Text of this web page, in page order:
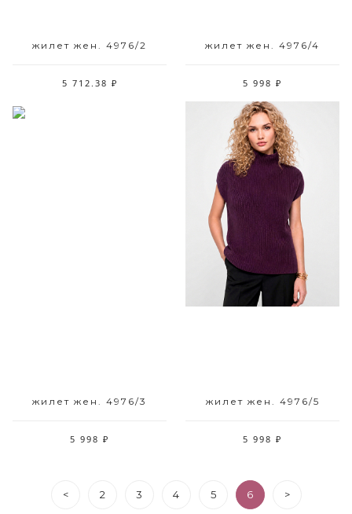
жилет жен. 4976/2
5 712.38 ₽
жилет жен. 4976/4
5 998 ₽
жилет жен. 4976/3
5 998 ₽
Размерный ряд
42 44 46 48 50 52
жилет жен. 4976/5
5 998 ₽
< 2 3 4 5 6 >